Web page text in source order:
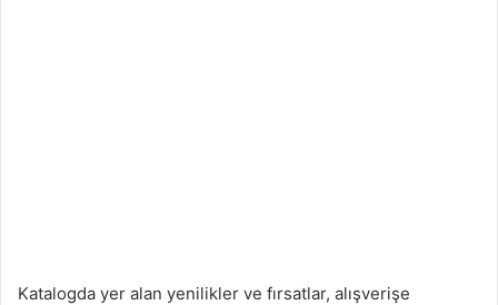
Katalogda yer alan yenilikler ve fırsatlar, alışverişe